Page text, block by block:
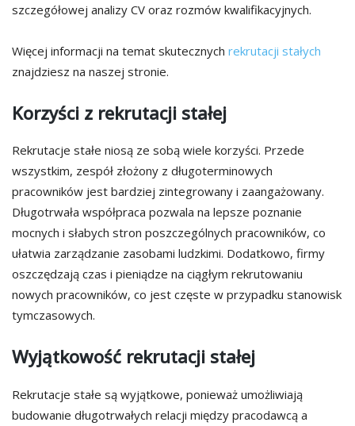
szczegółowej analizy CV oraz rozmów kwalifikacyjnych.
Więcej informacji na temat skutecznych rekrutacji stałych
znajdziesz na naszej stronie.
Korzyści z rekrutacji stałej
Rekrutacje stałe niosą ze sobą wiele korzyści. Przede
wszystkim, zespół złożony z długoterminowych
pracowników jest bardziej zintegrowany i zaangażowany.
Długotrwała współpraca pozwala na lepsze poznanie
mocnych i słabych stron poszczególnych pracowników, co
ułatwia zarządzanie zasobami ludzkimi. Dodatkowo, firmy
oszczędzają czas i pieniądze na ciągłym rekrutowaniu
nowych pracowników, co jest częste w przypadku stanowisk
tymczasowych.
Wyjątkowość rekrutacji stałej
Rekrutacje stałe są wyjątkowe, ponieważ umożliwiają
budowanie długotrwałych relacji między pracodawcą a